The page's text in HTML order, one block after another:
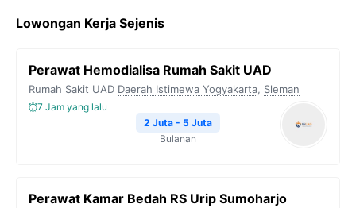
e
o
o
t
e
e
r
t
A
p
y
i
n
k
Lowongan Kerja Sejenis
Perawat Hemodialisa Rumah Sakit UAD
Rumah Sakit UAD Daerah Istimewa Yogyakarta, Sleman
7 Jam yang lalu
2 Juta - 5 Juta
Bulanan
Perawat Kamar Bedah RS Urip Sumoharjo